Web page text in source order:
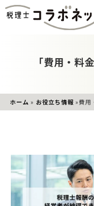
「費用・料
ホーム » お役立ち情報 »費用